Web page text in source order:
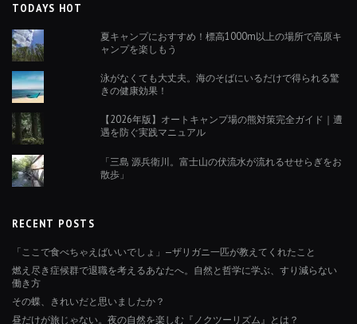
TODAYS HOT
夏キャンプにおすすめ！標高1000m以上の場所で高原キ
ャンプを楽しもう
泳がなくても大丈夫。海のそばにいるだけで得られる驚
きの健康効果！
【2026年版】オートキャンプ場の熊対策完全ガイド｜遭
遇を防ぐ実践マニュアル
「三島 源兵衛川。富士山の伏流水が流れるせせらぎをお
散歩」
RECENT POSTS
「ここで食べちゃえばいいでしょ」—ザリガニ一匹が教えてくれたこと
燃え尽き症候群で退職を考えるあなたへ。自然と哲学に学ぶ、すり減らない
働き方
その蝶、きれいだと思いましたか？
昼だけが旅じゃない。夜の自然を楽しむ『ノクツーリズム』とは？